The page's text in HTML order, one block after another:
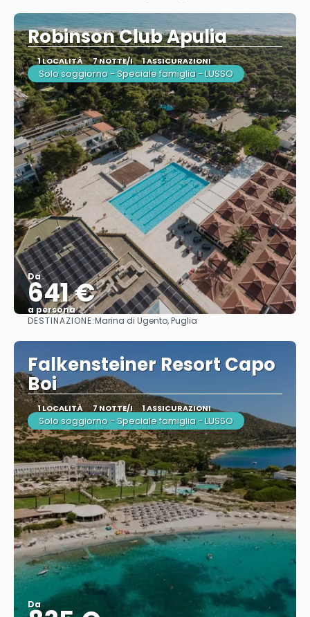
Robinson Club Apulia
1 LOCALITÀ 7 NOTTE/I 1 ASSICURAZIONI
Solo soggiorno - Speciale famiglia - LUSSO
Da
641 €
a persona
Vedere
DESTINAZIONE:Marina di Ugento, Puglia
Falkensteiner Resort Capo
Boi
1 LOCALITÀ 7 NOTTE/I 1 ASSICURAZIONI
Solo soggiorno - Speciale famiglia - LUSSO
Da